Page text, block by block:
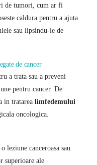
de tumori, cum ar fi
caldura pentru a ajuta
sau lipsindu-le de
de cancer
a trata sau a preveni
pentru cancer. De
in tratarea limfedemului
oncologica.
leziune canceroasa sau
superioare ale